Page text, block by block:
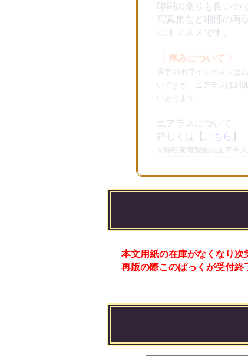
印刷の乗りも良いの
写真集など細部の再
にオススメです。
〈 厚みについて 〉
通常のホワイトポストは
いですが、エアラスは
いあります。
エアラスについて
詳しくは【 こちら 】
※特種東海製紙のエアラ
本文用紙の在庫がなくなり次
再版の際このぱっくが受付